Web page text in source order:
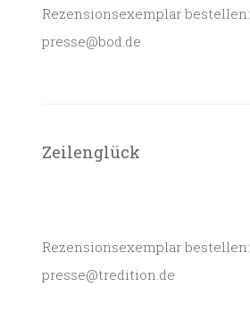
Rezensionsexemplar bestellen:
presse@bod.de
Zeilenglück
Rezensionsexemplar bestellen:
presse@tredition.de